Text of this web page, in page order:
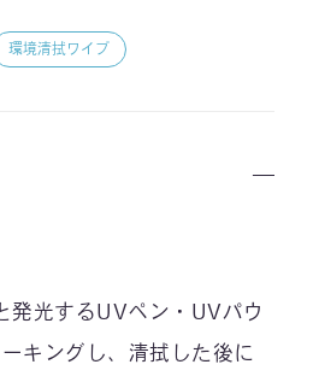
環境清拭ワイプ
発光するUVペン・UVパウ
キングし、清拭した後に